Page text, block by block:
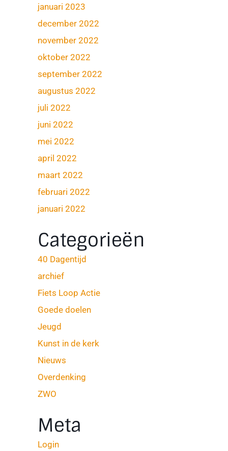
januari 2023
december 2022
november 2022
oktober 2022
september 2022
augustus 2022
juli 2022
juni 2022
mei 2022
april 2022
maart 2022
februari 2022
januari 2022
Categorieën
40 Dagentijd
archief
Fiets Loop Actie
Goede doelen
Jeugd
Kunst in de kerk
Nieuws
Overdenking
ZWO
Meta
Login